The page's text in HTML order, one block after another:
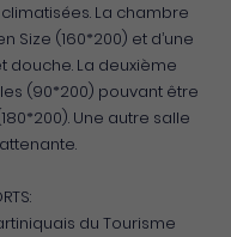
La chambre
Size (160*200) et d’une
douche. La deuxième
(90*200) pouvant être
Une autre salle
du Tourisme